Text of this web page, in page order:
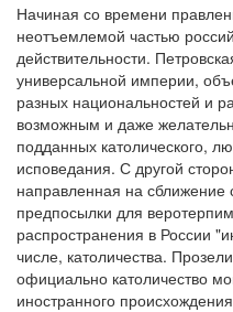
Начиная со времени
неотъемлемой частью
действительности.
универсальной империи,
разных национальностей и
возможным и даже
подданных католического,
исповедания. С другой
направленная на
предпосылки для
распространения в России
числе, католичества.
официально католичество
иностранного